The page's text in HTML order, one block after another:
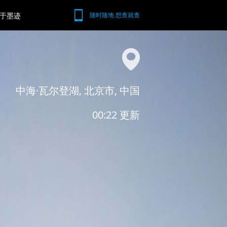
随时随地 想查就查
墨迹
中海·瓦尔登湖, 北京市, 中国
00:22 更新